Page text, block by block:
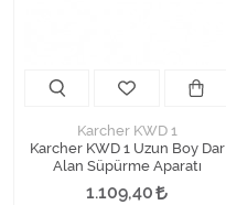
Karcher KWD 1
Karcher KWD 1 Uzun Boy Dar
Alan Süpürme Aparatı
1.109,40